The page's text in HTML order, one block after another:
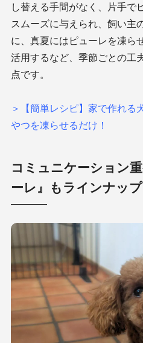
し替える手間がなく、片手で
スムーズに与えられ、飼い主
に、真夏にはピューレを凍ら
活用するなど、季節ごとの工
点です。
＞【簡単レシピ】家で作れる
やつを凍らせるだけ！
コミュニケーション
ーレ』もラインナップ